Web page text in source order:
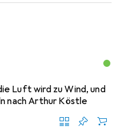
Luft wird zu Wind, und
nach Arthur Köstle